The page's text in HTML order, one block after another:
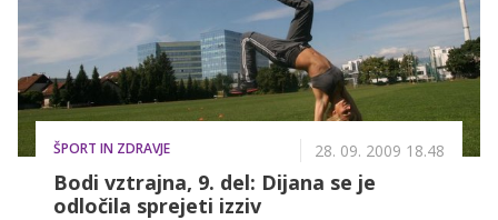
ŠPORT IN ZDRAVJE 28. 09. 2009 18.48
Bodi vztrajna, 9. del: Dijana se je
odločila sprejeti izziv